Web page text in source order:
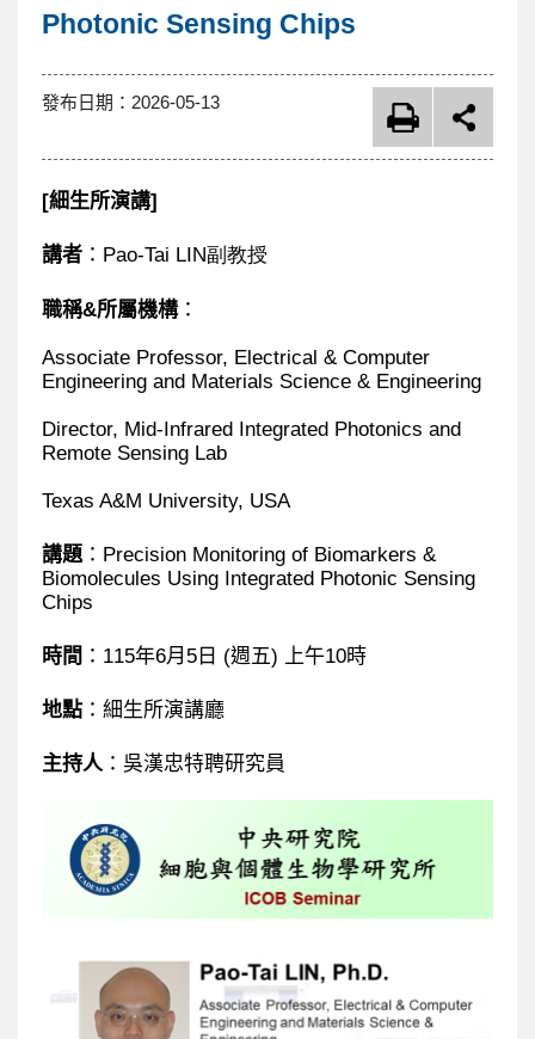
容
區
Photonic Sensing Chips
發布日期： 2026-05-13
[細生所演講]
講者 ： Pao-Tai LIN副教授
職稱&所屬機構：
Associate Professor, Electrical & Computer
Engineering and Materials Science & Engineering
Director, Mid-Infrared Integrated Photonics and
Remote Sensing Lab
Texas A&M University, USA
講題： Precision Monitoring of Biomarkers &
Biomolecules Using Integrated Photonic Sensing
Chips
時間 ： 115年6月 5 日 (週五) 上午10時
地點 ：細生所演講廳
主持人：吳漢忠特聘研究員